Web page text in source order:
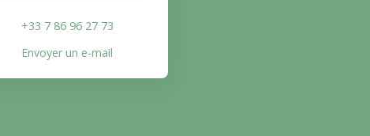
+33 7 86 96 27 73
Envoyer un e-mail